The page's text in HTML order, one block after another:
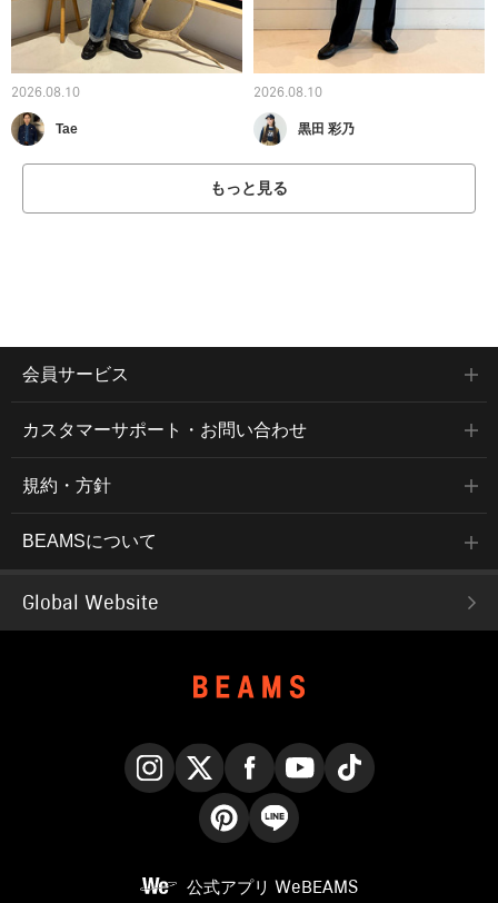
2026.08.10
Tae
2026.08.10
黒田 彩乃
もっと見る
会員サービス
カスタマーサポート・お問い合わせ
規約・方針
BEAMSについて
Global Website
公式アプリ WeBEAMS